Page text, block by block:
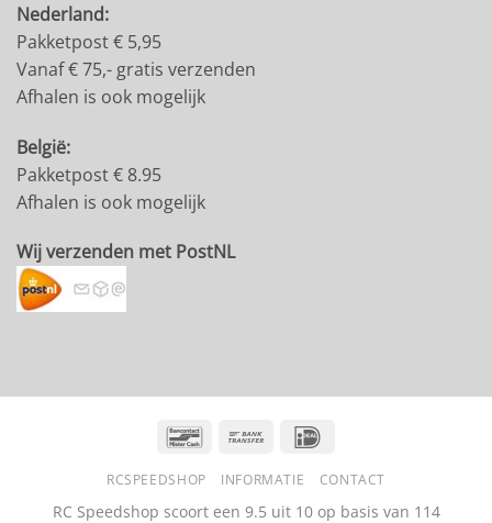
Nederland:
Pakketpost € 5,95
Vanaf € 75,- gratis verzenden
Afhalen is ook mogelijk
België:
Pakketpost € 8.95
Afhalen is ook mogelijk
Wij verzenden met PostNL
BancontactBank
RCSPEEDSHOP INFORMATIE CONTACT
RC Speedshop scoort een 9.5 uit 10op basis van 114